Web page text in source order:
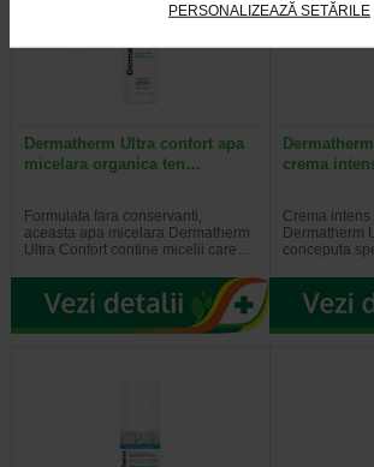
PERSONALIZEAZĂ SETĂRILE
Dermatherm Ultra confort apa
micelara organica ten…
Formulata fara conservanti,
aceasta apa micelara Dermatherm
Ultra Confort contine micelii care…
crema
Crema
Dermatherm
conceputa